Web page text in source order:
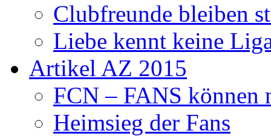
Clubfreunde bleiben
Liebe kennt keine
Artikel AZ 2015
FCN – FANS können
Heimsieg der Fans